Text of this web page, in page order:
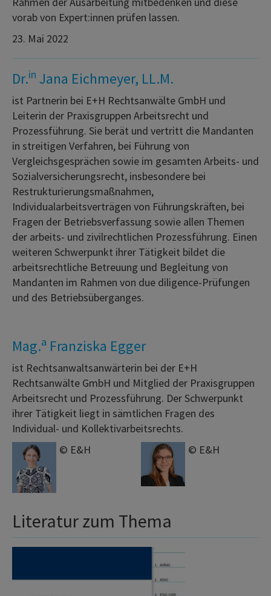
vorab von Expert:innen prüfen lassen.
23. Mai 2022
Dr.in Jana Eichmeyer, LL.M.
ist Partnerin bei E+H Rechtsanwälte GmbH und
Leiterin der Praxisgruppen Arbeitsrecht und
Prozessführung. Sie berät und vertritt die Mandanten
in streitigen Verfahren, bei Führung von
Vergleichsgesprächen sowie im gesamten Arbeits- und
Sozialversicherungsrecht, insbesondere bei
Restrukturierungsmaßnahmen,
Individualarbeitsverträgen von Führungskräften, bei
Fragen der Betriebsverfassung sowie allen Themen
der arbeits- und zivilrechtlichen Prozessführung. Einen
weiteren Schwerpunkt ihrer Tätigkeit bildet die
arbeitsrechtliche Betreuung und Begleitung von
Mandanten im Rahmen von due diligence-Prüfungen
und des Betriebsüberganges.
Mag.a Franziska Egger
ist Rechtsanwaltsanwärterin bei der E+H
Rechtsanwälte GmbH und Mitglied der Praxisgruppen
Arbeitsrecht und Prozessführung. Der Schwerpunkt
ihrer Tätigkeit liegt in sämtlichen Fragen des
Individual- und Kollektivarbeitsrechts.
© E&H
© E&H
Literatur zum Thema